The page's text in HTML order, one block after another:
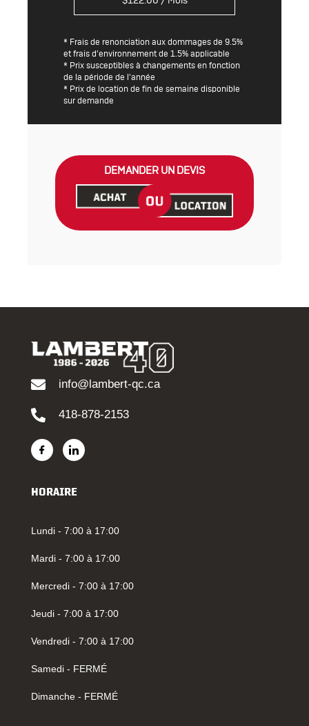
* Frais de renonciation aux dommages de 9.5%
et frais d’environnement de 1.5% applicable
* Prix susceptibles à changements en fonction
de la période de l'année
* Prix de location de fin de semaine disponible
sur demande
DEMANDER UN DEVIS
info@lambert-qc.ca
418-878-2153
HORAIRE
Lundi - 7:00 à 17:00
Mardi - 7:00 à 17:00
Mercredi - 7:00 à 17:00
Jeudi - 7:00 à 17:00
Vendredi - 7:00 à 17:00
Samedi - FERMÉ
Dimanche - FERMÉ